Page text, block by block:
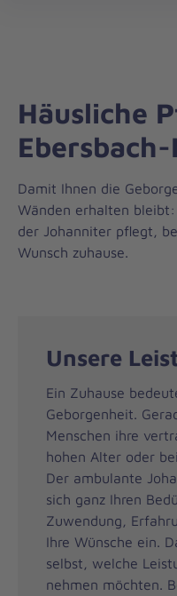
zum
Häusliche
Damit Ihnen die
Wänden erhalten
der Johanniter pflegt,
Wunsch zuhause.
Unsere
Ein Zuhause
Geborgenheit.
Menschen ihre
hohen Alter oder
Der ambulante
sich ganz Ihren
Zuwendung,
Ihre Wünsche ein.
selbst, welche
nehmen möchten.